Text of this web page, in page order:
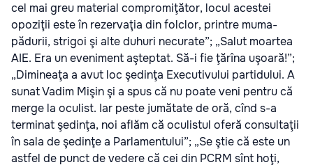
cel mai greu material compromiţător, locul acestei
opoziţii este în rezervaţia din folclor, printre muma-
pădurii, strigoi şi alte duhuri necurate”; „Salut moartea
AIE. Era un eveniment aşteptat. Să-i fie ţărîna uşoară!”;
„Dimineaţa a avut loc şedinţa Executivului partidului. A
sunat Vadim Mişin şi a spus că nu poate veni pentru că
merge la oculist. Iar peste jumătate de oră, cînd s-a
terminat şedinţa, noi aflăm că oculistul oferă consultaţii
în sala de şedinţe a Parlamentului”; „Se ştie că este un
astfel de punct de vedere că cei din PCRM sînt hoţi,